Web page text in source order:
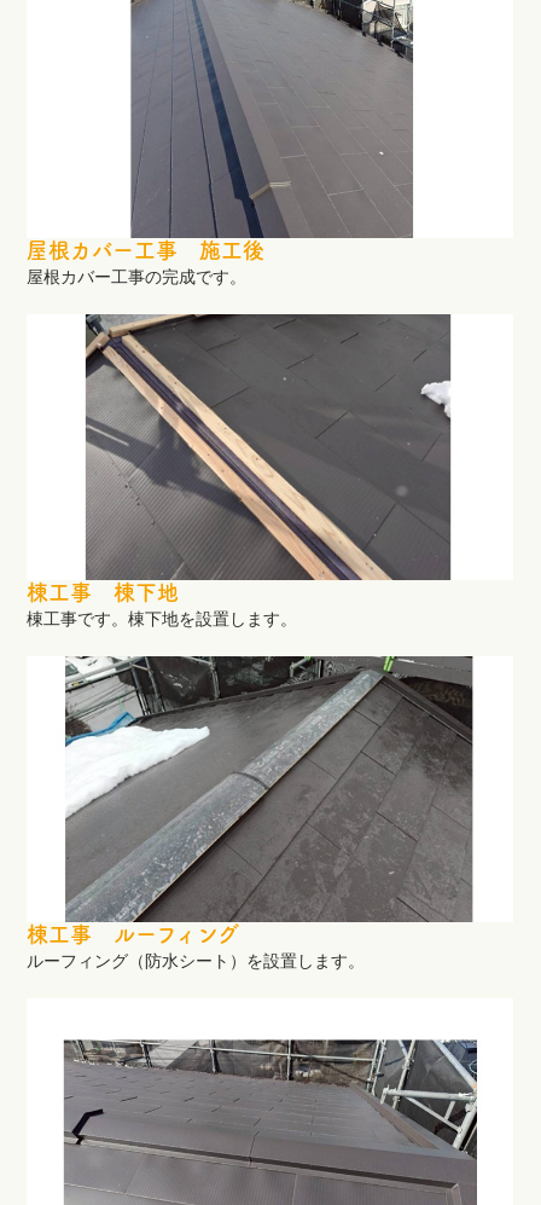
屋根カバー工事 施工後
屋根カバー工事の完成です。
棟工事 棟下地
棟工事です。棟下地を設置します。
棟工事 ルーフィング
ルーフィング（防水シート）を設置します。